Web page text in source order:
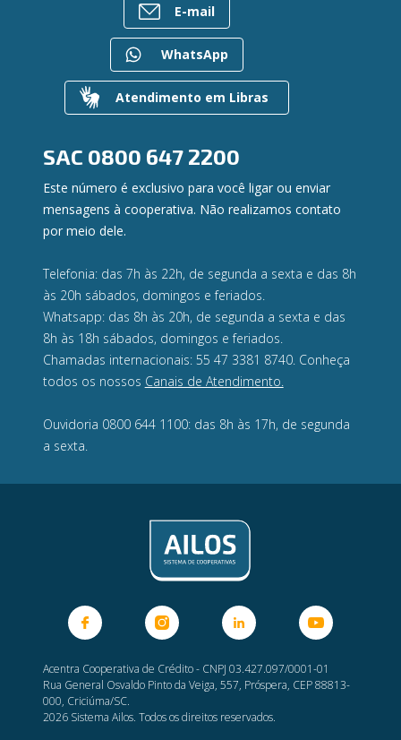
Gerenciar Cookies
Para empresas
Regularização de dívidas
Valores a Receber
Contato
Canal de Ética
Ouvidoria
E-mail
WhatsApp
Atendimento em Libras
SAC 0800 647 2200
Este número é exclusivo para você ligar ou enviar
mensagens à cooperativa. Não realizamos contato
por meio dele.
Telefonia: das 7h às 22h, de segunda a sexta e das 8h
às 20h sábados, domingos e feriados.
Whatsapp: das 8h às 20h, de segunda a sexta e das
8h às 18h sábados, domingos e feriados.
Chamadas internacionais: 55 47 3381 8740. Conheça
todos os nossos Canais de Atendimento.
Ouvidoria 0800 644 1100: das 8h às 17h, de segunda
a sexta.
Acentra Cooperativa de Crédito - CNPJ 03.427.097/0001-01
Rua General Osvaldo Pinto da Veiga, 557, Próspera, CEP 88813-
000, Criciúma/SC.
2026 Sistema Ailos. Todos os direitos reservados.